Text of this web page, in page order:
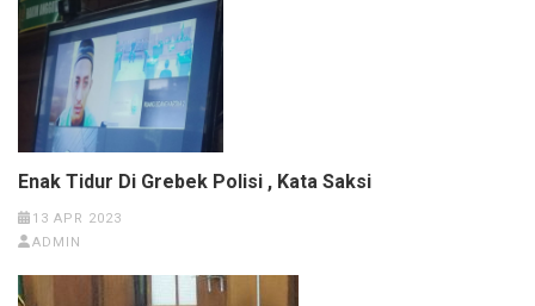
Enak Tidur Di Grebek Polisi , Kata Saksi
13 APR 2023
ADMIN